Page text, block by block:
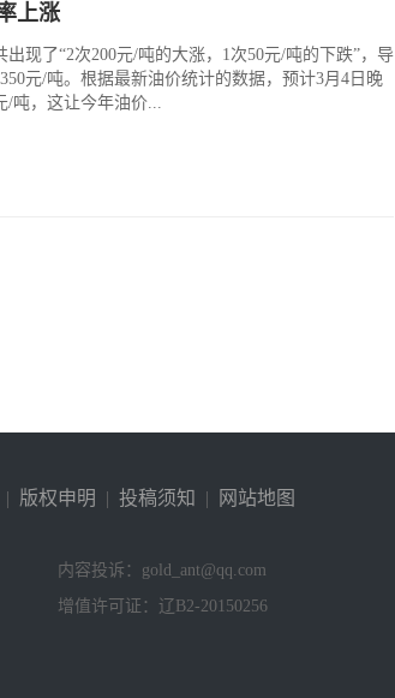
上涨
了“2次200元/吨的大涨，1次50元/吨的下跌”，导
元/吨。根据最新油价统计的数据，预计3月4日晚
/吨，这让今年油价...
| 版权申明 | 投稿须知 | 网站地图
内容投诉：gold_ant@qq.com
增值许可证：辽B2-20150256